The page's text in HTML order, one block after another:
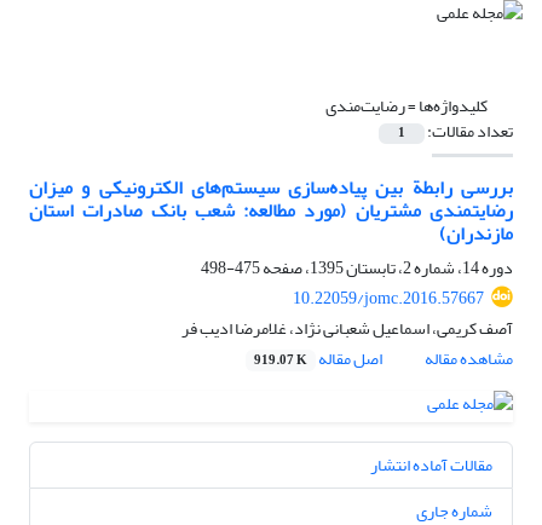
کلیدواژه‌ها =رضایت‌مندی
تعداد مقالات: 1
بررسی رابطة بین پیاده‌سازی سیستم‌های الکترونیکی و میزان
رضایتمندی مشتریان (مورد مطالعه: شعب بانک صادرات استان
مازندران)
دوره 14، شماره 2، تابستان 1395، صفحه
475-498
10.22059/jomc.2016.57667
آصف کریمی، اسماعیل شعبانی نژاد، غلامرضا ادیب فر
مشاهده مقاله
اصل مقاله 919.07 K
مقالات آماده انتشار
شماره جاری